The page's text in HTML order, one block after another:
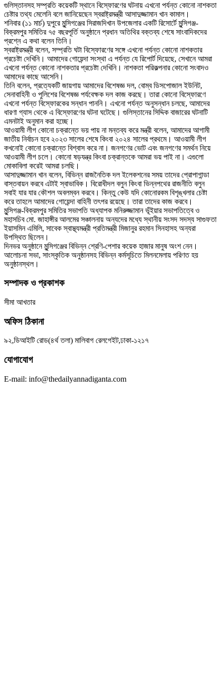
গুলিস্তানসহ সম্প্রতি কয়েকটি স্থানে বিস্ফোরণের ঘটনায় এখনো পর্যন্ত কোনো নাশকতা
চেষ্টার তথ্য মেলেনি বলে জানিয়েছেন স্বরাষ্ট্রমন্ত্রী আসাদুজ্জামান খান কামাল।
শনিবার (১১ মার্চ) দুপুরে মুন্সিগঞ্জের সিরাজদিখান উপজেলার একটি রিসোর্টে মুন্সিগঞ্জ-
বিক্রমপুর সমিতির ৭৫ বছরপূর্তি অনুষ্ঠানে প্রধান অতিথির বক্তব্য শেষে সাংবাদিকদের
প্রশ্নে এ কথা বলেন তিনি।
স্বরাষ্ট্রমন্ত্রী বলেন, সম্প্রতি ঘটা বিস্ফোরণের সঙ্গে এখনো পর্যন্ত কোনো নাশকতার
প্রচেষ্টা দেখিনি। আমাদের গোয়েন্দা সংস্থা এ পর্যন্ত যে রিপোর্ট দিয়েছে, সেখানে আমরা
এখনো পর্যন্ত কোনো নাশকতার প্রচেষ্টা দেখিনি। নাশকতা পরিকল্পনার কোনো সংবাদও
আমাদের কাছে আসেনি।
তিনি বলেন, প্রত্যেকটি জায়গায় আমাদের বিশেষজ্ঞ দল, বোম্ব ডিসপোজাল ইউনিট,
সেনাবাহিনী ও পুলিশের বিশেষজ্ঞ পর্যবেক্ষক দল কাজ করছে। তারা কোনো বিস্ফোরণে
এখনো পর্যন্ত বিস্ফোরকের সন্ধান পাননি। এখনো পর্যন্ত অনুসন্ধান চলছে, আমাদের
ধারণা গ্যাস থেকে এ বিস্ফোরণের ঘটনা ঘটেছে। গুলিস্তানের সিদ্দিক বাজারের ঘটনাটি
এমনটাই অনুমান করা হচ্ছে।
আওয়ামী লীগ কোনো চক্রান্তে ভয় পায় না মন্তব্য করে মন্ত্রী বলেন, আমাদের আগামী
জাতীয় নির্বাচন হবে ২০২৩ সালের শেষে কিংবা ২০২৪ সালের প্রথমে। আওয়ামী লীগ
কখনোই কোনো চক্রান্তে বিশ্বাস করে না। জনগণের ভোট এবং জনগণের সমর্থন নিয়ে
আওয়ামী লীগ চলে। কোনো ষড়যন্ত্র কিংবা চক্রান্তকে আমরা ভয় পাই না। এগুলো
মোকাবিলা করেই আমরা চলছি।
আসাদুজ্জামান খান বলেন, বিভিন্ন রাজনৈতিক দল ইলেকশনের সময় তাদের প্রোপাগান্ডা
বাস্তবায়ন করবে এটাই স্বাভাবিক। বিরোধীদল বলুন কিংবা ভিন্নপথের রাজনীতি বলুন
সবাই যার যার কৌশল অবলম্বন করবে। কিন্তু কেউ যদি কোনোরকম বিশৃঙ্খলার চেষ্টা
করে তাহলে আমাদের গোয়েন্দা বাহিনী তৎপর রয়েছে। তারা তাদের কাজ করবে।
মুন্সিগঞ্জ-বিক্রমপুর সমিতির সভাপতি অধ্যাপক মনিরুজ্জামান ভূঁইয়ার সভাপতিত্বে ও
মহাসচিব মো. জাহাঙ্গীর আলমের সঞ্চালনায় অন্যদের মধ্যে স্থানীয় সংসদ সদস্য সাগুফতা
ইয়াসমিন এমিলি, সাবেক স্বাস্থ্যমন্ত্রী প্রতিমন্ত্রী মিজানুর রহমান সিনহাসহ অন্যরা
উপস্থিত ছিলেন।
দিনভর অনুষ্ঠানে মুন্সিগঞ্জের বিভিন্ন শ্রেণি-পেশার কয়েক হাজার মানুষ অংশ নেন।
আলোচনা সভা, সাংস্কৃতিক অনুষ্ঠানসহ বিভিন্ন কর্মসূচিতে মিলনমেলায় পরিণত হয়
অনুষ্ঠানস্থল।
সম্পাদক ও প্রকাশক
সীমা আখতার
অফিস ঠিকানা
৯২,ডিআইটি রোড(৪র্থ তলা) মালিবাগ রেলগেইট,ঢাকা-১২১৭
যোগাযোগ
E-mail: info@thedailyannadiganta.com